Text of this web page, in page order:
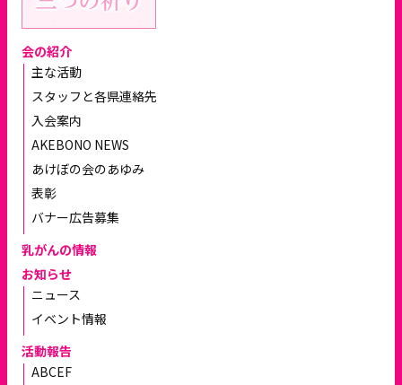
会の紹介
主な活動
スタッフと各県連絡先
入会案内
AKEBONO NEWS
あけぼの会のあゆみ
表彰
バナー広告募集
乳がんの情報
お知らせ
ニュース
イベント情報
活動報告
ABCEF